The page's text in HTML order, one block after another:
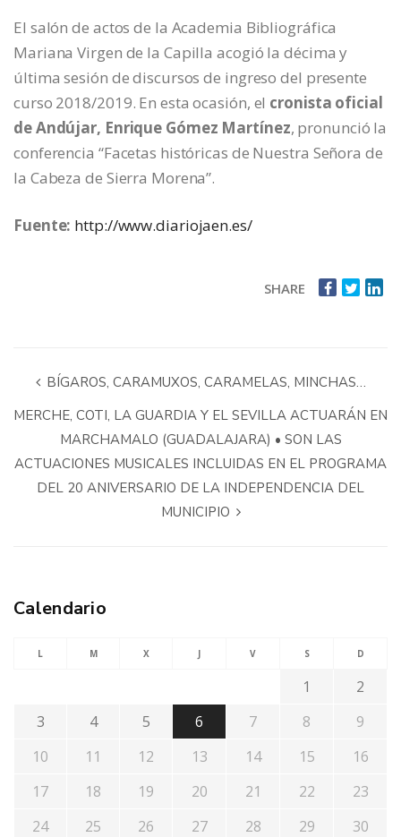
El salón de actos de la Academia Bibliográfica
Mariana Virgen de la Capilla acogió la décima y
última sesión de discursos de ingreso del presente
curso 2018/2019. En esta ocasión, el cronista oficial
de Andújar, Enrique Gómez Martínez, pronunció la
conferencia “Facetas históricas de Nuestra Señora de
la Cabeza de Sierra Morena”.
Fuente: http://www.diariojaen.es/
SHARE
BÍGAROS, CARAMUXOS, CARAMELAS, MINCHAS…
MERCHE, COTI, LA GUARDIA Y EL SEVILLA ACTUARÁN EN
MARCHAMALO (GUADALAJARA) • SON LAS
ACTUACIONES MUSICALES INCLUIDAS EN EL PROGRAMA
DEL 20 ANIVERSARIO DE LA INDEPENDENCIA DEL
MUNICIPIO
Calendario
L M X J V S D
1
2
3
4 5 6 7 8
9
10
11 12 13 14 15
16
17
18 19 20 21 22
23
24
25 26 27 28 29 30